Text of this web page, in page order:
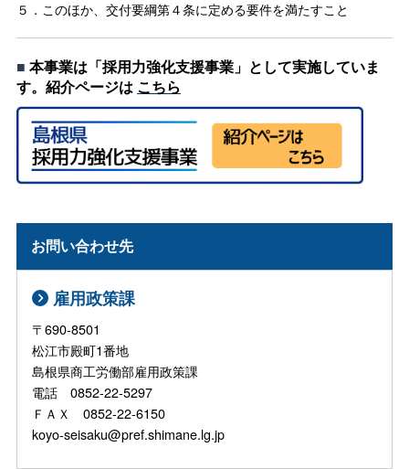
５．このほか、交付要綱第４条に定める要件を満たすこと
■ 本事業は「採用力強化支援事業」として実施していま
す。紹介ページは こちら
お問い合わせ先
雇用政策課
〒690-8501
松江市殿町1番地
島根県商工労働部雇用政策課
電話 0852-22-5297
ＦＡＸ 0852-22-6150
koyo-seisaku@pref.shimane.lg.jp